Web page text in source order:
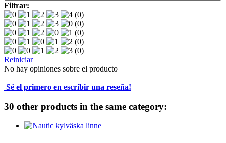
Filtrar:
(0)
(0)
(0)
(0)
(0)
Reiniciar
No hay opiniones sobre el producto
Sé el primero en escribir una reseña!
30 other products in the same category: